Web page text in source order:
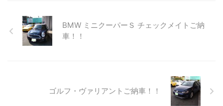
BMW ミニクーパーＳ チェックメイトご納
車！！
ゴルフ・ヴァリアントご納車！！